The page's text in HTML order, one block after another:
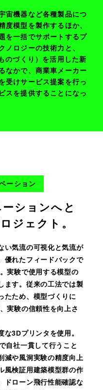
宙機器など各種製品につ
度模型を製作するほか、
を一括でサポートするプ
ノロジーの技術力と、
のづくり）を活用した新
なかで、商業車メーカー
受けサービス提案を行っ
スを提供することになっ
ーション
ションへと
ジェクト。
い気流の可視化と気流が
優れたフィードバックで
実験で使用する模型の
ます。従来の工法では製
たため、模型づくりに
実験の信頼性を向上さ
3Dプリンタを使用。
自社一貫して行うこと
減や風洞実験の精度向上
風検証用建築模型群の作
ドローン飛行性能確認な